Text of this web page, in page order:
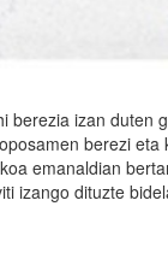
izan duten
berezi
emanaldian
izango dituzte